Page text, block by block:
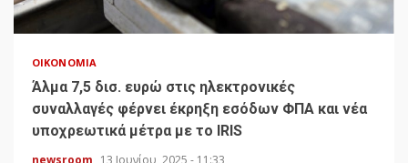
ΟΙΚΟΝΟΜΊΑ
Άλμα 7,5 δισ. ευρώ στις ηλεκτρονικές
συναλλαγές φέρνει έκρηξη εσόδων ΦΠΑ και νέα
υποχρεωτικά μέτρα με το IRIS